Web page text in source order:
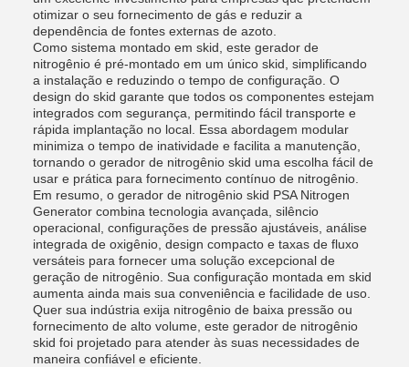
otimizar o seu fornecimento de gás e reduzir a
dependência de fontes externas de azoto.
Como sistema montado em skid, este gerador de
nitrogênio é pré-montado em um único skid, simplificando
a instalação e reduzindo o tempo de configuração. O
design do skid garante que todos os componentes estejam
integrados com segurança, permitindo fácil transporte e
rápida implantação no local. Essa abordagem modular
minimiza o tempo de inatividade e facilita a manutenção,
tornando o gerador de nitrogênio skid uma escolha fácil de
usar e prática para fornecimento contínuo de nitrogênio.
Em resumo, o gerador de nitrogênio skid PSA Nitrogen
Generator combina tecnologia avançada, silêncio
operacional, configurações de pressão ajustáveis, análise
integrada de oxigênio, design compacto e taxas de fluxo
versáteis para fornecer uma solução excepcional de
geração de nitrogênio. Sua configuração montada em skid
aumenta ainda mais sua conveniência e facilidade de uso.
Quer sua indústria exija nitrogênio de baixa pressão ou
fornecimento de alto volume, este gerador de nitrogênio
skid foi projetado para atender às suas necessidades de
maneira confiável e eficiente.